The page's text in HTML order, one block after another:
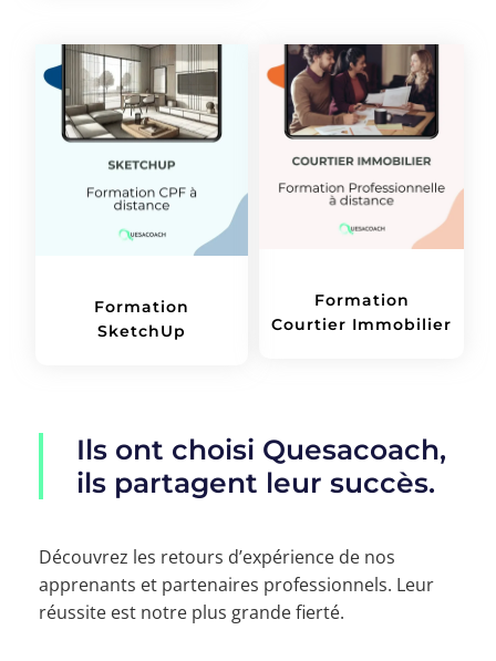
Formation
SketchUp
Formation
Courtier Immobilier
Ils ont choisi Quesacoach,
ils partagent leur succès.
Découvrez les retours d’expérience de nos
apprenants et partenaires professionnels. Leur
réussite est notre plus grande fierté.